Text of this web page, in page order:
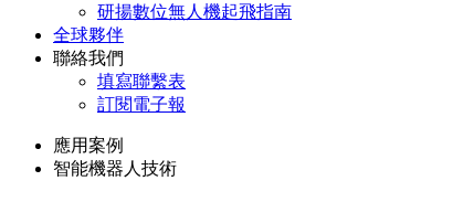
研揚數位無人機起飛指南
全球夥伴
聯絡我們
填寫聯繫表
訂閱電子報
應用案例
智能機器人技術